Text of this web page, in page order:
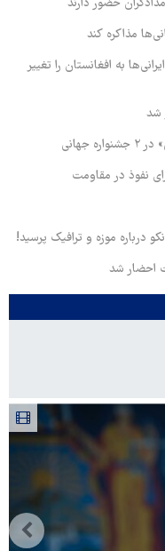
حضور دارند
مذاکره کند
به افغانستان را تغییر
شد
نفوذ در مقاومت
درباره موزه و ترافیک پرسید!
احضار شد